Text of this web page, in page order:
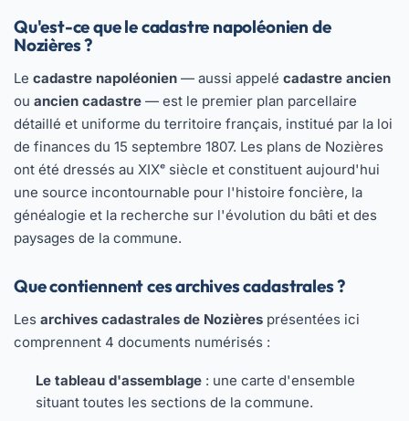
Qu'est-ce que le cadastre napoléonien de
Nozières ?
Le cadastre napoléonien — aussi appelé cadastre ancien
ou ancien cadastre — est le premier plan parcellaire
détaillé et uniforme du territoire français, institué par la loi
de finances du 15 septembre 1807. Les plans de Nozières
ont été dressés au XIXᵉ siècle et constituent aujourd'hui
une source incontournable pour l'histoire foncière, la
généalogie et la recherche sur l'évolution du bâti et des
paysages de la commune.
Que contiennent ces archives cadastrales ?
Les archives cadastrales de Nozières présentées ici
comprennent 4 documents numérisés :
Le tableau d'assemblage : une carte d'ensemble
situant toutes les sections de la commune.